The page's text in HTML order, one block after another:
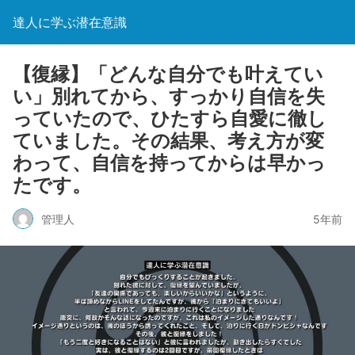
達人に学ぶ潜在意識
【復縁】「どんな自分でも叶えてい
い」別れてから、すっかり自信を失
っていたので、ひたすら自愛に徹し
ていました。その結果、考え方が変
わって、自信を持ってからは早かっ
たです。
管理人 5年前